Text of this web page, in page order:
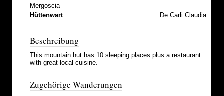
Mergoscia
Hüttenwart
De Carli Claudia
Beschreibung
This mountain hut has 10 sleeping places plus a restaurant
with great local cuisine.
Zugehörige Wanderungen